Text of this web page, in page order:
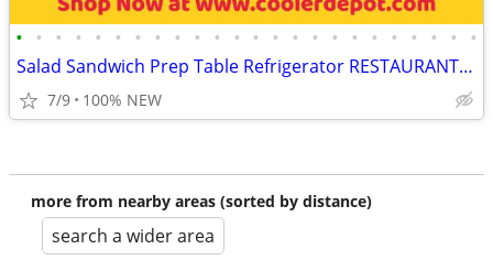
• • • • • • • • • • • • • • • • • • • • • • • •
Salad Sandwich Prep Table Refrigerator RESTAURANT EQUIPMENT
7/9 100% NEW
more from nearby areas (sorted by distance)
search a wider area